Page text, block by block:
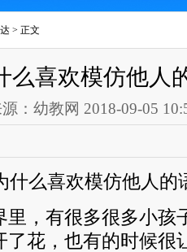
> 正文
么喜欢模仿他人
：幼教网 2018-09-05
什么喜欢模仿他人的
，有很多很多小孩
了花，也有的时候很